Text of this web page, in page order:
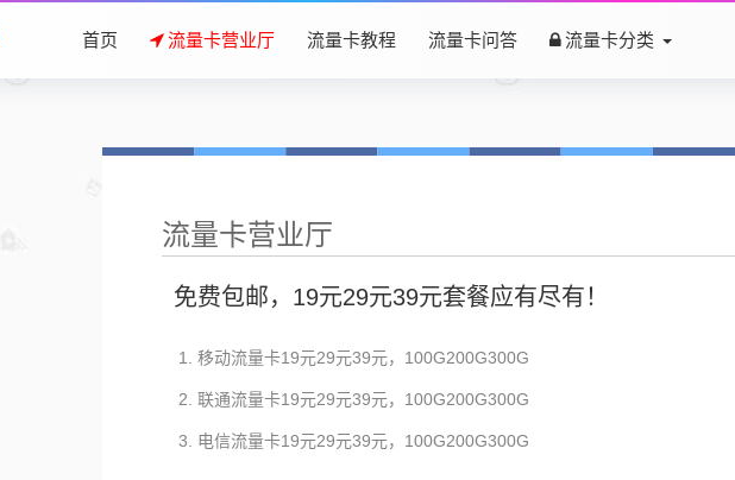
首页 流量卡营业厅 流量卡教程 流量卡问答 流量卡分类
流量卡营业厅
免费包邮，19元29元39元套餐应有尽有！
移动流量卡19元29元39元，100G200G300G
联通流量卡19元29元39元，100G200G300G
电信流量卡19元29元39元，100G200G300G